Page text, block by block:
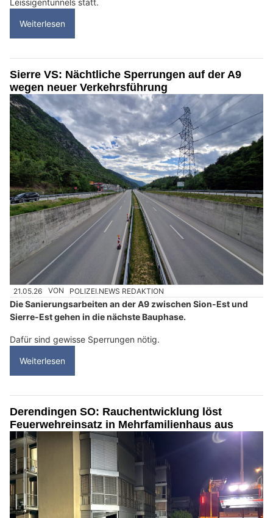
Leissigentunnels statt.
Weiterlesen
Sierre VS: Nächtliche Sperrungen auf der A9
wegen neuer Verkehrsführung
21.05.26 VON POLIZEI.NEWS REDAKTION
Die Sanierungsarbeiten an der A9 zwischen Sion-Est und
Sierre-Est gehen in die nächste Bauphase.
Dafür sind gewisse Sperrungen nötig.
Weiterlesen
Derendingen SO: Rauchentwicklung löst
Feuerwehreinsatz in Mehrfamilienhaus aus